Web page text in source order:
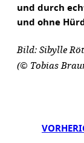
und durch
und ohne
Bild: Sibylle
(© Tobias